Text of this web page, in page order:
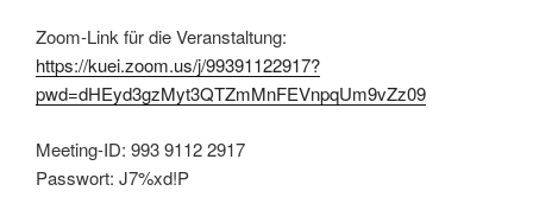
Zoom-Link für die Veranstaltung:
https://kuei.zoom.us/j/99391122917?
pwd=dHEyd3gzMyt3QTZmMnFEVnpqUm9vZz09
Meeting-ID: 993 9112 2917
Passwort: J7%xd!P